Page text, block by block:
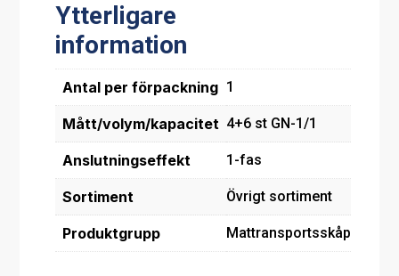
Ytterligare
information
Antal per förpackning 1
Mått/volym/kapacitet 4+6 st GN-1/1
Anslutningseffekt 1-fas
Sortiment Övrigt sortiment
Produktgrupp Mattransportsskåp